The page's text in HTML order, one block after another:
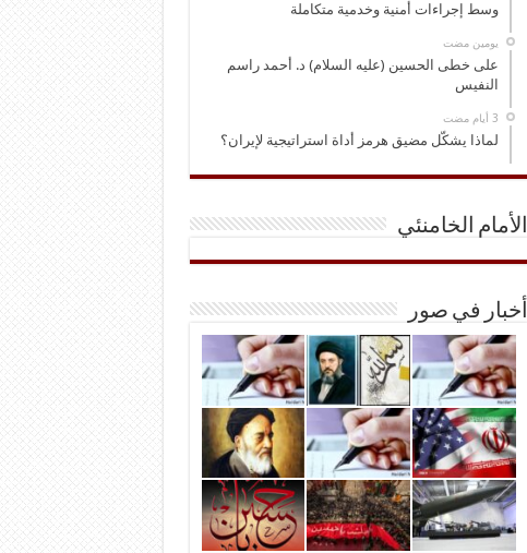
وسط إجراءات أمنية وخدمية متكاملة
‏يومين مضت
على خطى الحسين (عليه السلام) د. أحمد راسم
النفيس
لماذا يشكّل مضيق هرمز أداة استراتيجية لإيران؟
الأمام الخامنئي
أخبار في صور